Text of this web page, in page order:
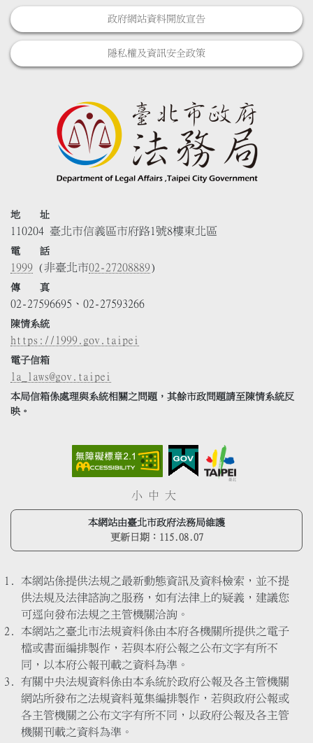
政府網站資料開放宣告
隱私權及資訊安全政策
地 址
110204 臺北市信義區市府路1號8樓東北區
電 話
1999 (非臺北市02-27208889)
傳 真
02-27596695、02-27593266
陳情系統
https://1999.gov.taipei
電子信箱
la_laws@gov.taipei
本局信箱係處理與系統相關之問題，其餘市政問題請至陳情系統反
映。
小 中 大
本網站由臺北市政府法務局維護
更新日期： 115.08.07
本網站係提供法規之最新動態資訊及資料檢索，並不提
供法規及法律諮詢之服務，如有法律上的疑義，建議您
可逕向發布法規之主管機關洽詢。
本網站之臺北市法規資料係由本府各機關所提供之電子
檔或書面編排製作，若與本府公報之公布文字有所不
同，以本府公報刊載之資料為準。
有關中央法規資料係由本系統於政府公報及各主管機關
網站所發布之法規資料蒐集編排製作，若與政府公報或
各主管機關之公布文字有所不同，以政府公報及各主管
機關刊載之資料為準。